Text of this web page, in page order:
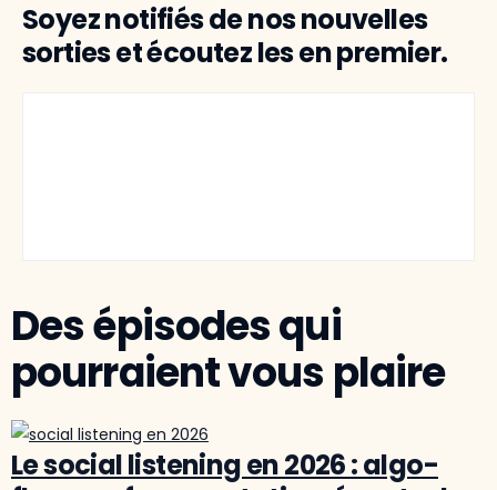
Soyez notifiés de nos nouvelles
sorties et écoutez les en premier.
Des épisodes qui
pourraient vous plaire
Le social listening en 2026 : algo-